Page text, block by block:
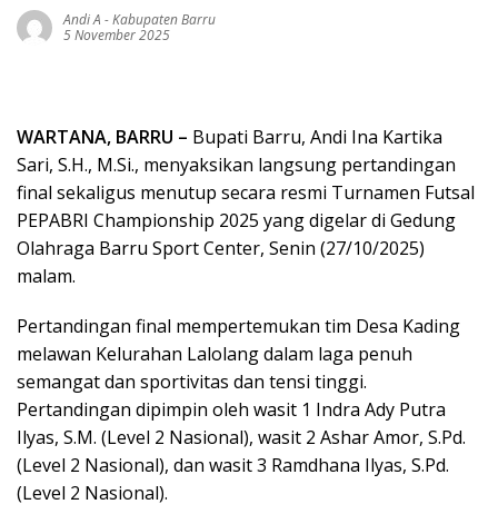
Andi A -Kabupaten Barru
5 November 2025
WARTANA, BARRU – Bupati Barru, Andi Ina Kartika
Sari, S.H., M.Si., menyaksikan langsung pertandingan
final sekaligus menutup secara resmi Turnamen Futsal
PEPABRI Championship 2025 yang digelar di Gedung
Olahraga Barru Sport Center, Senin (27/10/2025)
malam.
Pertandingan final mempertemukan tim Desa Kading
melawan Kelurahan Lalolang dalam laga penuh
semangat dan sportivitas dan tensi tinggi.
Pertandingan dipimpin oleh wasit 1 Indra Ady Putra
Ilyas, S.M. (Level 2 Nasional), wasit 2 Ashar Amor, S.Pd.
(Level 2 Nasional), dan wasit 3 Ramdhana Ilyas, S.Pd.
(Level 2 Nasional).